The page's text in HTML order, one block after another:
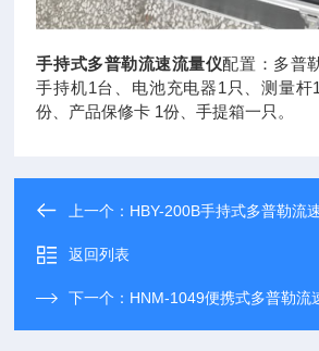
手持式多普勒流速流量仪配置：多普
手持机1台、电池充电器1只、测量杆
份、产品保修卡 1份、手提箱一只。
上一个： HBY-200B手持式多普勒流
返回列表
下一个： HNM-1049便携式多普勒流